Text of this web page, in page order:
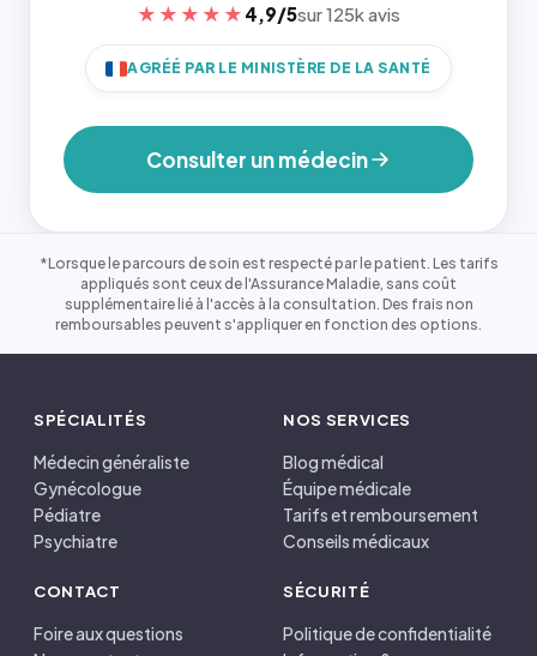
★★★★★ 4,9/5sur 125k avis
AGRÉÉ PAR LE MINISTÈRE DE LA SANTÉ
Consulter un médecin
*Lorsque le parcours de soin est respecté par le patient. Les tarifs
appliqués sont ceux de l'Assurance Maladie, sans coût
supplémentaire lié à l'accès à la consultation. Des frais non
remboursables peuvent s'appliquer en fonction des options.
SPÉCIALITÉS
Médecin généraliste
Gynécologue
Pédiatre
Psychiatre
NOS SERVICES
Blog médical
Équipe médicale
Tarifs et remboursement
Conseils médicaux
CONTACT
Foire aux questions
SÉCURITÉ
Politique de confidentialité